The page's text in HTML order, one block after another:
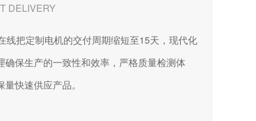
DELIVERY
把定制电机的交付周期缩短至15天，现代化
保生产的一致性和效率，严格质量检测体
量快速供应产品。